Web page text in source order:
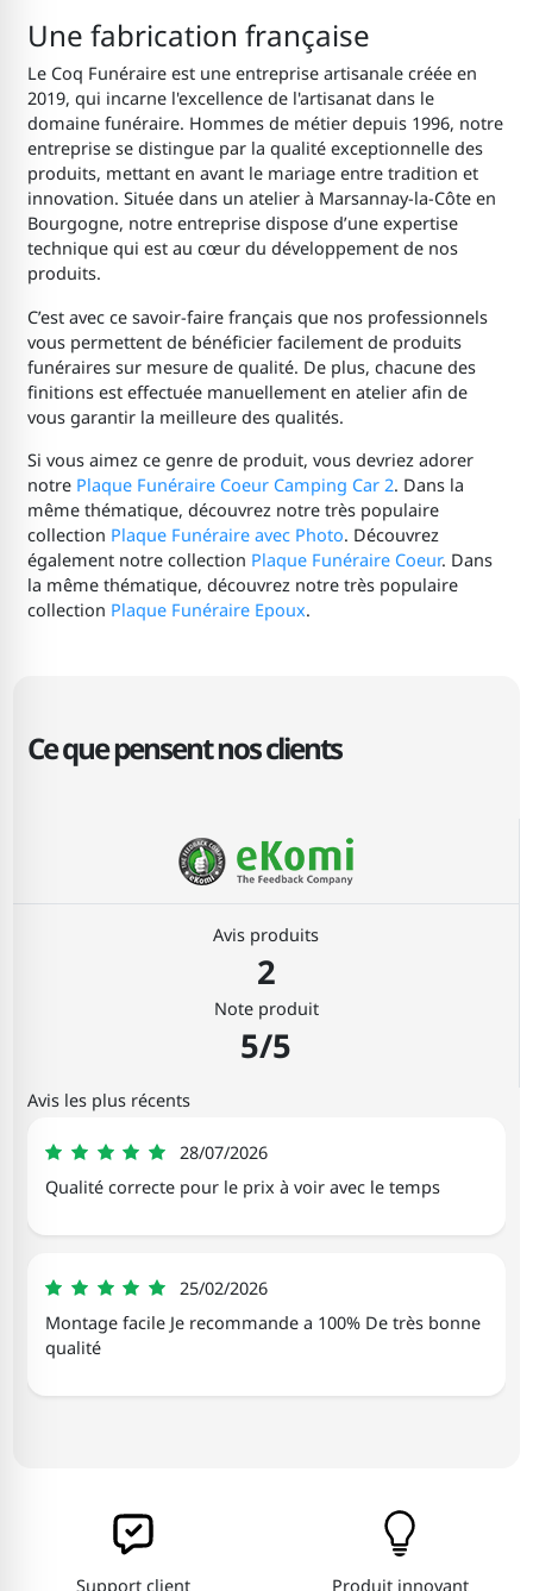
Une fabrication française
Le Coq Funéraire est une entreprise artisanale créée en
2019, qui incarne l'excellence de l'artisanat dans le
domaine funéraire. Hommes de métier depuis 1996, notre
entreprise se distingue par la qualité exceptionnelle des
produits, mettant en avant le mariage entre tradition et
innovation. Située dans un atelier à Marsannay-la-Côte en
Bourgogne, notre entreprise dispose d’une expertise
technique qui est au cœur du développement de nos
produits.
C’est avec ce savoir-faire français que nos professionnels
vous permettent de bénéficier facilement de produits
funéraires sur mesure de qualité. De plus, chacune des
finitions est effectuée manuellement en atelier afin de
vous garantir la meilleure des qualités.
Si vous aimez ce genre de produit, vous devriez adorer
notre Plaque Funéraire Coeur Camping Car 2. Dans la
même thématique, découvrez notre très populaire
collection Plaque Funéraire avec Photo. Découvrez
également notre collection Plaque Funéraire Coeur. Dans
la même thématique, découvrez notre très populaire
collection Plaque Funéraire Epoux.
Ce que pensent nos clients
Avis produits
2
Note produit
5/5
Avis les plus récents
Nancy
28/07/2026
5
Qualité correcte pour le prix à voir avec le temps
Gwendoline
25/02/2026
5
Montage facile Je recommande a 100% De très bonne
qualité
Support client
Produit innovant